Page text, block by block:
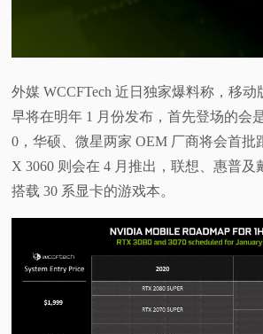
普
体
验
专
外媒 WCCFTech 近日独家爆料称，移动
早将在明年 1 月份发布，首先登场的会
0，华硕、微星两家 OEM 厂商将会首批
X 3060 则会在 4 月推出，联想、惠普及
搭载 30 系显卡的游戏本。